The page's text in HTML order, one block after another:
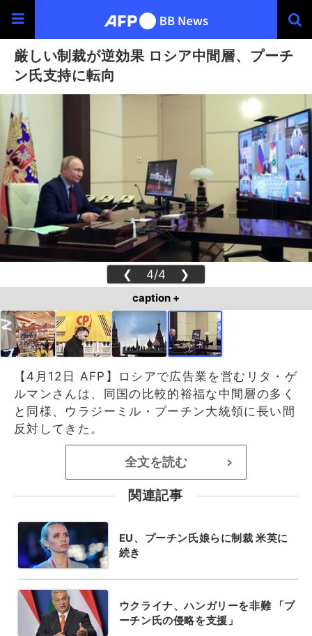
厳しい制裁が逆効果 ロシア中間層、プーチ
ン氏支持に転向
❮ 4/4 ❯
caption +
【4月12日 AFP】ロシアで広告業を営むリタ・ゲ
ルマンさんは、同国の比較的裕福な中間層の多く
と同様、ウラジーミル・プーチン大統領に長い間
反対してきた。
全文を読む >
関連記事
EU、プーチン氏娘らに制裁 米英に
続き
ウクライナ、ハンガリーを非難 「プ
ーチン氏の侵略を支援」